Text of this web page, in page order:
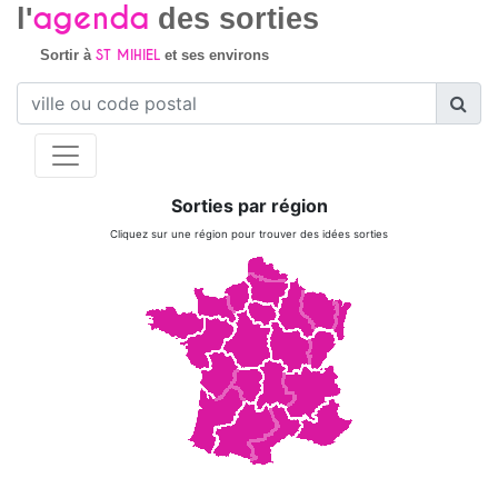
l'agenda des sorties
Sortir à ST MIHIELet ses environs
Sorties par région
Cliquez sur une région pour trouver des idées sorties